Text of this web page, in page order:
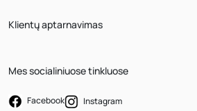
Klientų aptarnavimas
Mes socialiniuose tinkluose
Facebook Instagram